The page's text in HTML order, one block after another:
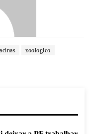
zoologico